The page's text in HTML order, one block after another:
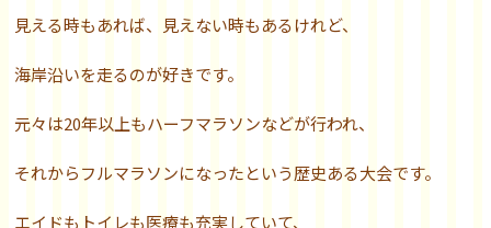
見える時もあれば、見えない時もあるけれど、
海岸沿いを走るのが好きです。
元々は20年以上もハーフマラソンなどが行われ、
それからフルマラソンになったという歴史ある大会です。
エイドもトイレも医療も充実していて、